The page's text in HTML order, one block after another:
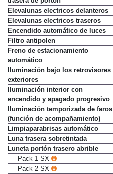
Elevalunas electricos delanteros
Elevalunas electricos traseros
Encendido automático de luces
Filtro antipolen
Freno de estacionamiento
automático
Iluminación bajo los retrovisores
exteriores
Iluminación interior con
encendido y apagado progresivo
Iluminación temporizada de faros
(función de acompañamiento)
Limpiaparabrisas automático
Luna trasera sobretintada
Luneta portón trasero abrible
Pack 1 SX
Pack 2 SX